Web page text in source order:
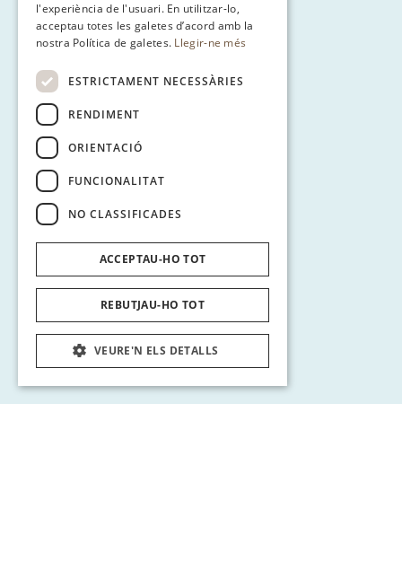
SPANISH
GERMAN
l'experiència de l'usuari. En utilitzar-lo,
acceptau totes les galetes d’acord amb la
nostra Política de galetes. Llegir-ne més
ESTRICTAMENT NECESSÀRIES
RENDIMENT
ORIENTACIÓ
FUNCIONALITAT
NO CLASSIFICADES
ACCEPTAU-HO TOT
REBUTJAU-HO TOT
VEURE'N ELS DETALLS